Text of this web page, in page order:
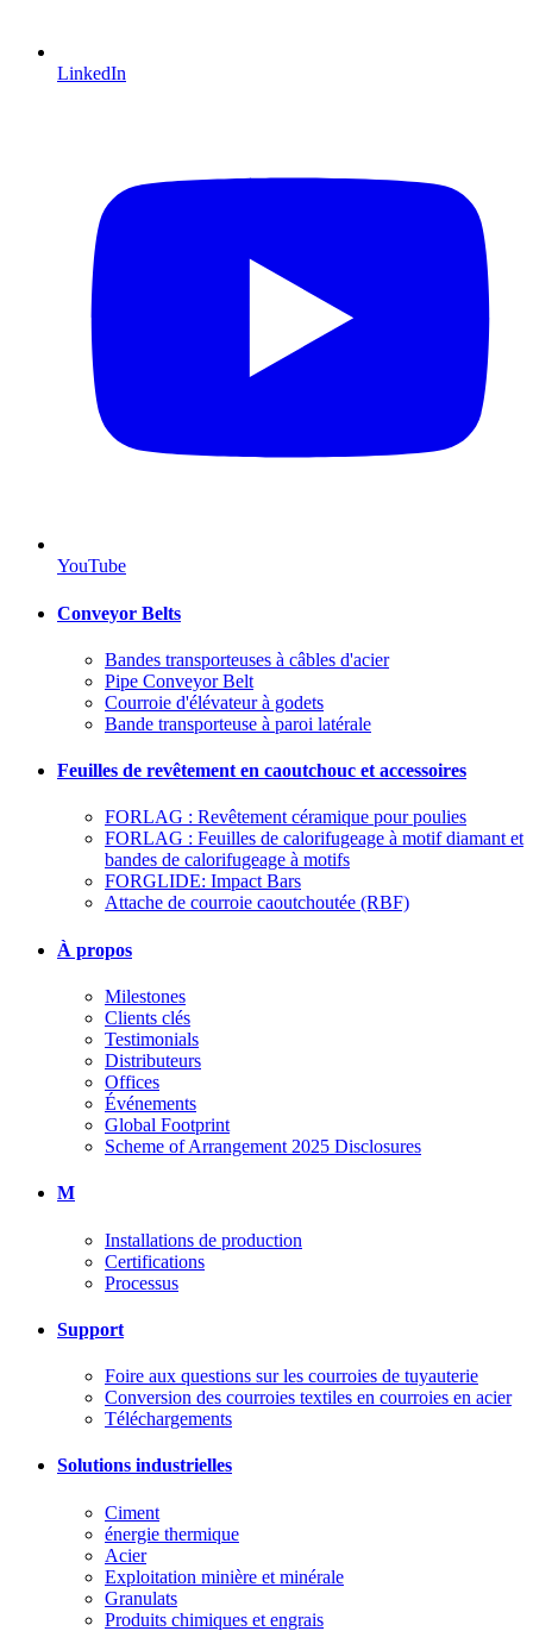
LinkedIn
YouTube
Conveyor Belts
Bandes transporteuses à câbles d'acier
Pipe Conveyor Belt
Courroie d'élévateur à godets
Bande transporteuse à paroi latérale
Feuilles de revêtement en caoutchouc et accessoires
FORLAG : Revêtement céramique pour poulies
FORLAG : Feuilles de calorifugeage à motif diamant et
bandes de calorifugeage à motifs
FORGLIDE: Impact Bars
Attache de courroie caoutchoutée (RBF)
À propos
Milestones
Clients clés
Testimonials
Distributeurs
Offices
Événements
Global Footprint
Scheme of Arrangement 2025 Disclosures
M
Installations de production
Certifications
Processus
Support
Foire aux questions sur les courroies de tuyauterie
Conversion des courroies textiles en courroies en acier
Téléchargements
Solutions industrielles
Ciment
énergie thermique
Acier
Exploitation minière et minérale
Granulats
Produits chimiques et engrais